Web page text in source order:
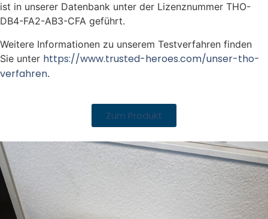
ist in unserer Datenbank unter der Lizenznummer THO-
DB4-FA2-AB3-CFA geführt.
Weitere Informationen zu unserem Testverfahren finden
Sie unter https://www.trusted-heroes.com/unser-tho-
verfahren.
Zum Produkt